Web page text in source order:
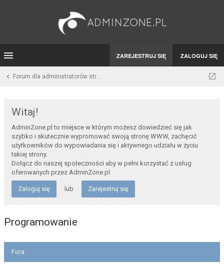
ZAREJESTRUJ SIĘ ZALOGUJ SIĘ
Forum dla administratorów stron WWW i developerów
Witaj!
AdminZone.pl to miejsce w którym możesz dowiedzieć się jak
szybko i skutecznie wypromować swoją stronę WWW, zachęcić
użytkowników do wypowiadania się i aktywnego udziału w życiu
takiej strony.
Dołącz do naszej społeczności aby w pełni korzystać z usług
oferowanych przez AdminZone.pl
Zaloguj się lub Zarejestruj się
Programowanie
Fora